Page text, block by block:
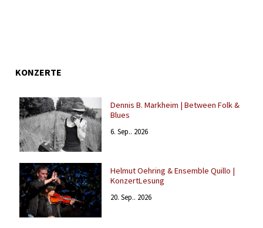
KONZERTE
Dennis B. Markheim | Between Folk &
Blues
6. Sep.. 2026
Helmut Oehring & Ensemble Quillo |
KonzertLesung
20. Sep.. 2026